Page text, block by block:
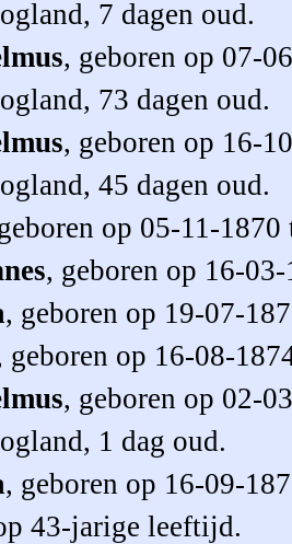
7 dagen oud.
, geboren op 07-
73 dagen oud.
, geboren op 16-
45 dagen oud.
op 05-11-
, geboren op 16-
, geboren op 19-07-
geboren op 16-08-
, geboren op 02-
1 dag oud.
, geboren op 16-09-
43-jarige leeftijd.